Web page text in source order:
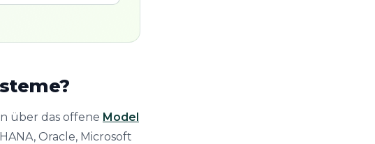
über das offene Model
Oracle, Microsoft